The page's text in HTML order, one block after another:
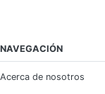
NAVEGACIÓN
Acerca de nosotros